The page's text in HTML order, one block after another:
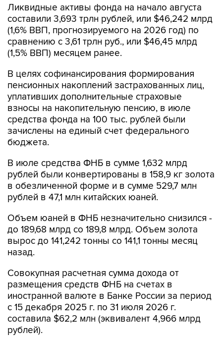
Ликвидные активы фонда на начало августа
составили 3,693 трлн рублей, или $46,242 млрд
(1,6% ВВП, прогнозируемого на 2026 год) по
сравнению с 3,61 трлн руб., или $46,45 млрд
(1,5% ВВП) месяцем ранее.
В целях софинансирования формирования
пенсионных накоплений застрахованных лиц,
уплативших дополнительные страховые
взносы на накопительную пенсию, в июле
средства фонда на 100 тыс. рублей были
зачислены на единый счет федерального
бюджета.
В июле средства ФНБ в сумме 1,632 млрд
рублей были конвертированы в 158,9 кг золота
в обезличенной форме и в сумме 529,7 млн
рублей в 47,1 млн китайских юаней.
Объем юаней в ФНБ незначительно снизился -
до 189,68 млрд со 189,8 млрд. Объем золота
вырос до 141,242 тонны со 141,1 тонны месяц
назад.
Совокупная расчетная сумма дохода от
размещения средств ФНБ на счетах в
иностранной валюте в Банке России за период
с 15 декабря 2025 г. по 31 июля 2026 г.
составила $62,2 млн (эквивалент 4,966 млрд
рублей).